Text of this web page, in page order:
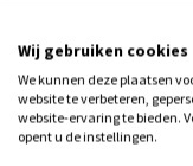
Bingokaarten
Prijs voor de
Wij gebruiken cookies
We kunnen deze plaatsen
website te verbeteren,
website-ervaring te bieden.
opent u de instellingen.